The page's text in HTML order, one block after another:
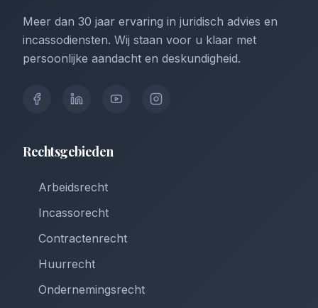
Meer dan 30 jaar ervaring in juridisch advies en
incassodiensten. Wij staan voor u klaar met
persoonlijke aandacht en deskundigheid.
Rechtsgebieden
Arbeidsrecht
Incassorecht
Contractenrecht
Huurrecht
Ondernemingsrecht